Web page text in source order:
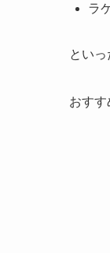
ラ
といっ
おす